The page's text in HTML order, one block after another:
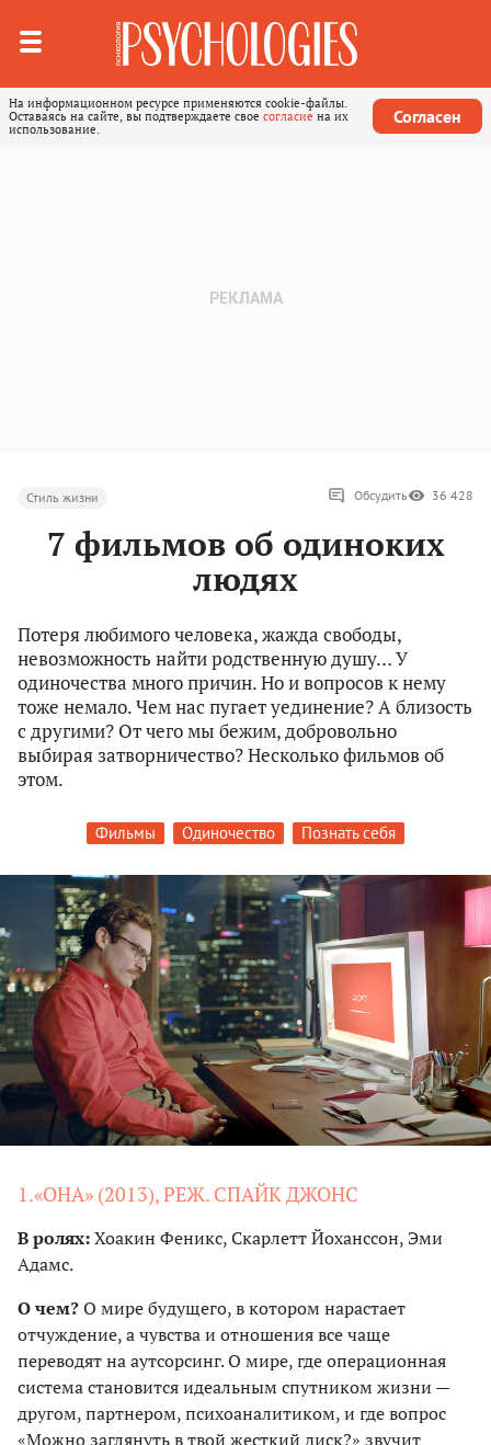
На информационном ресурсе применяются cookie-файлы.
Оставаясь на сайте, вы подтверждаете свое согласие на их
использование.
Согласен
Стиль жизни Обсудить 36 428
7 фильмов об одиноких
людях
Потеря любимого человека, жажда свободы,
невозможность найти родственную душу… У
одиночества много причин. Но и вопросов к нему
тоже немало. Чем нас пугает уединение? А близость
с другими? От чего мы бежим, добровольно
выбирая затворничество? Несколько фильмов об
этом.
Фильмы Одиночество Познать себя
1.«ОНА» (2013), РЕЖ. СПАЙК ДЖОНС
В ролях:Хоакин Феникс, Скарлетт Йоханссон, Эми
Адамс.
О чем?О мире будущего, в котором нарастает
отчуждение, а чувства и отношения все чаще
переводят на аутсорсинг. О мире, где операционная
система становится идеальным спутником жизни —
другом, партнером, психоаналитиком, и где вопрос
«Можно заглянуть в твой жесткий диск?» звучит